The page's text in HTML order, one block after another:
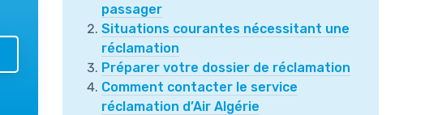
passager
Situations courantes nécessitant une
réclamation
Préparer votre dossier de réclamation
Comment contacter le service
réclamation d’Air Algérie